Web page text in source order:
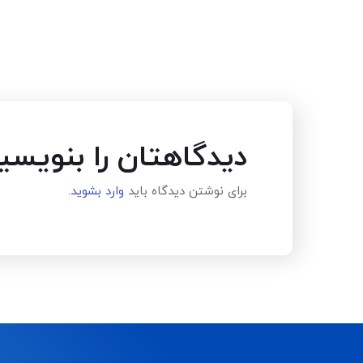
دیدگاهتان را
برای نوشتن دیدگاه باید وارد بشوید.